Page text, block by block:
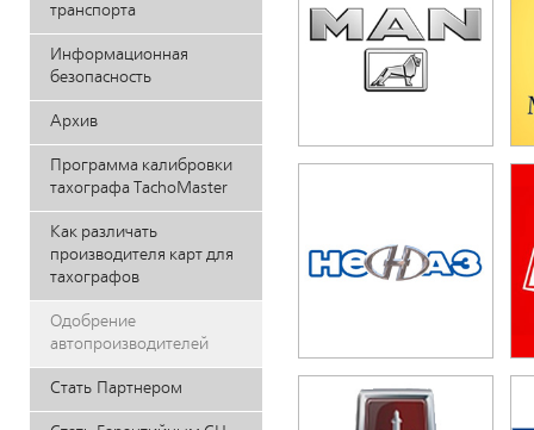
транспорта
Информационная
безопасность
Архив
Программа калибровки
тахографа ТасhoMaster
Как различать
производителя карт для
тахографов
Одобрение
автопроизводителей
Стать Партнером